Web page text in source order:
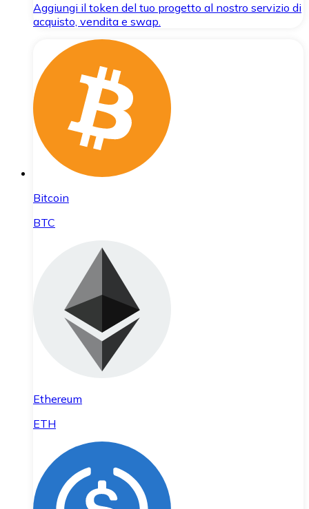
Aggiungi il token del tuo progetto al nostro servizio di
acquisto, vendita e swap.
Bitcoin
BTC
Ethereum
ETH